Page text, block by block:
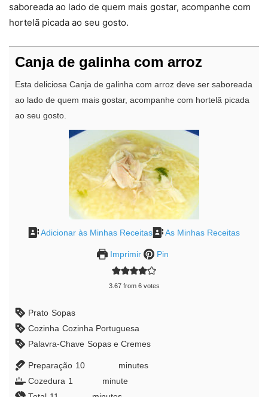
saboreada ao lado de quem mais gostar, acompanhe com
hortelã picada ao seu gosto.
Canja de galinha com arroz
Esta deliciosa Canja de galinha com arroz deve ser saboreada
ao lado de quem mais gostar, acompanhe com hortelã picada
ao seu gosto.
Adicionar às Minhas Receitas As Minhas Receitas
Imprimir Pin
3.67from 6votes
Prato Sopas
Cozinha Cozinha Portuguesa
Palavra-Chave Sopas e Cremes
Preparação 10minutes
minutes
Cozedura 1
minute